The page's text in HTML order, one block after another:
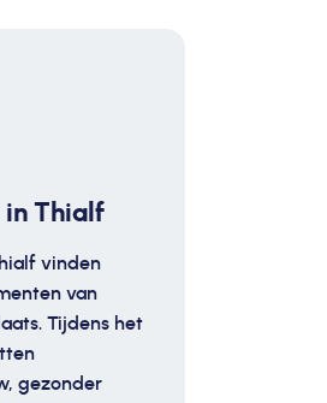
in Thialf
vinden
van
Tijdens het
gezonder